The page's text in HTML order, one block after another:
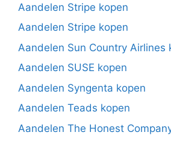
Aandelen Stripe kopen
Aandelen Stripe kopen
Aandelen Sun Country Airlines
Aandelen SUSE kopen
Aandelen Syngenta kopen
Aandelen Teads kopen
Aandelen The Honest